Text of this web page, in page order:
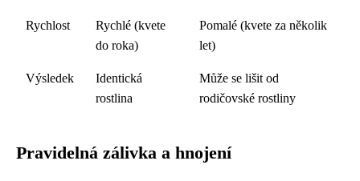
Rychlost
Rychlé (kvete
do roka)
Pomalé (kvete za několik
let)
Výsledek
Identická
rostlina
Může se lišit od
rodičovské rostliny
Pravidelná zálivka a hnojení